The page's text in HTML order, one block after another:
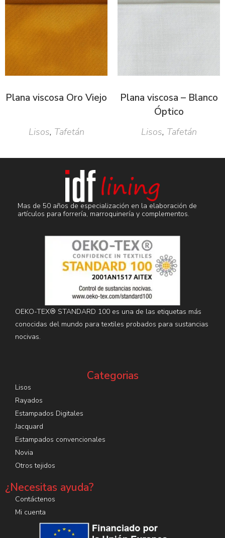
Plana viscosa Oro Viejo
Lisos, Tafetán
Plana viscosa – Blanco
Óptico
Lisos, Tafetán
Mas de 50 años de especialización en la elaboración de
artículos para forrería, marroquinería y complementos.
OEKO-TEX® STANDARD 100 es una de las etiquetas más
conocidas del mundo para textiles probados para sustancias
nocivas.
Categorias
Lisos
Rayados
Estampados Digitales
Jacquard
Estampados convencionales
Novia
Otros tejidos
¿Necesitas ayuda?
Contáctenos
Mi cuenta